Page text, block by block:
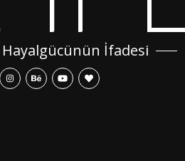
Hayalgücünün İfadesi